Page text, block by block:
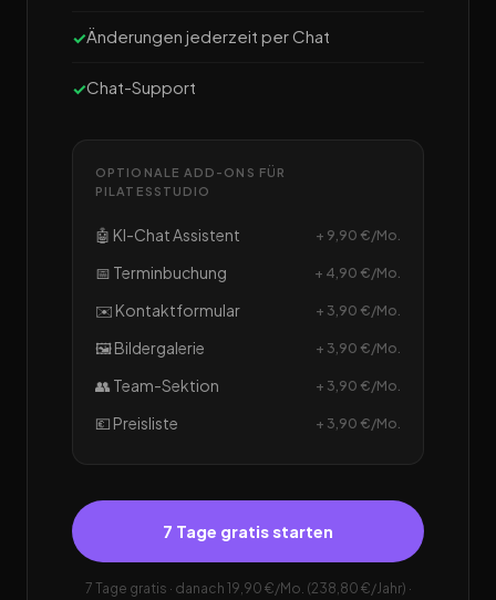
Änderungen jederzeit per Chat
Chat-Support
OPTIONALE ADD-ONS FÜR
PILATESSTUDIO
🤖 KI-Chat Assistent + 9,90 €/Mo.
📅 Terminbuchung + 4,90 €/Mo.
✉️ Kontaktformular + 3,90 €/Mo.
🖼️ Bildergalerie + 3,90 €/Mo.
👥 Team-Sektion + 3,90 €/Mo.
💶 Preisliste + 3,90 €/Mo.
7 Tage gratis starten
7 Tage gratis · danach 19,90 €/Mo. (238,80 €/Jahr) ·